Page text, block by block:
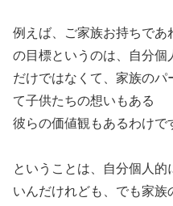
例えば、ご家族お持ちであ
の目標というのは、自分個
だけではなくて、家族のパ
て子供たちの想いもある
彼らの価値観もあるわけで
ということは、自分個人
いんだけれども、でも家